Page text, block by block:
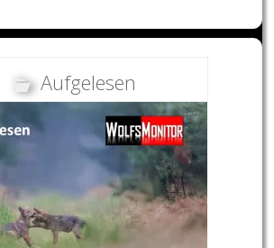
Aufgelesen